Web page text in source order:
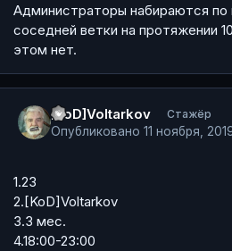
Администраторы набираются по
соседней ветки на протяжении
этом нет.
[KoD]Voltarkov Стажёр
Опубликовано 11 ноября,
1.23
2.[KoD]Voltarkov
3.3 мес.
4.18:00-23:00